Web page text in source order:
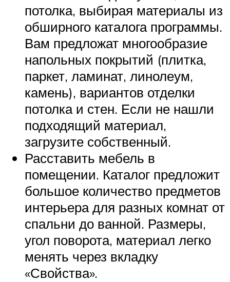
потолка, выбирая материалы из
обширного каталога программы.
Вам предложат многообразие
напольных покрытий (плитка,
паркет, ламинат, линолеум,
камень), вариантов отделки
потолка и стен. Если не нашли
подходящий материал,
загрузите собственный.
Расставить мебель в
помещении. Каталог предложит
большое количество предметов
интерьера для разных комнат от
спальни до ванной. Размеры,
угол поворота, материал легко
менять через вкладку
«Свойства».